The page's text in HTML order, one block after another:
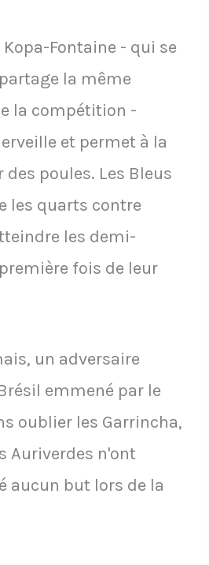
Kopa-Fontaine - qui se
la même
la compétition -
et permet à la
des poules. Les Bleus
les quarts contre
les demi-
fois de leur
un adversaire
emmené par le
oublier les Garrincha,
Auriverdes n'ont
aucun but lors de la